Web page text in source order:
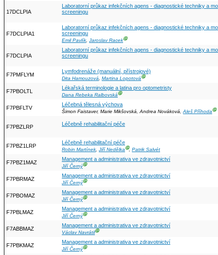
17DCLPIA
Laboratorní průkaz infekčních agens - diagnostické techniky a
screeningu
F7DCLPIA1
Laboratorní průkaz infekčních agens - diagnostické techniky a
screeningu
Emil Pavlík, Jaroslav RacekⒼ
F7DCLPIA
Laboratorní průkaz infekčních agens - diagnostické techniky a
screeningu
F7PMFLYM
Lymfodrenáže (manuální, přístrojové)
Dita Hamouzová, Martina LopotováⒼ
F7PBOLTL
Lékařská terminologie a latina pro optometristy
Dana Rebeka RalbovskáⒼ
F7PBFLTV
Léčebná tělesná výchova
Šimon Faistaver, Marie Mikšovská, Andrea Nováková,Aleš PříhodaⒼ
F7PBZLRP Léčebně rehabilitační péče
F7PBZ1LRP
Léčebně rehabilitační péče
Robin Martínek, Jiří NedělkaⒼ, Patrik Salvét
F7PBZ1MAZ
Management a administrativa ve zdravotnictví
Jiří ČernýⒼ
F7PBRMAZ
Management a administrativa ve zdravotnictví
Jiří ČernýⒼ
F7PBOMAZ
Management a administrativa ve zdravotnictví
Jiří ČernýⒼ
F7PBLMAZ
Management a administrativa ve zdravotnictví
Jiří ČernýⒼ
F7ABBMAZ
Management a administrativa ve zdravotnictví
Václav NavrátilⒼ
F7PBKMAZ
Management a administrativa ve zdravotnictví
Jiří ČernýⒼ